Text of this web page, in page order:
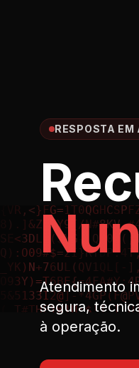
RESPOSTA EM
Atendimento
segura,
à operação.